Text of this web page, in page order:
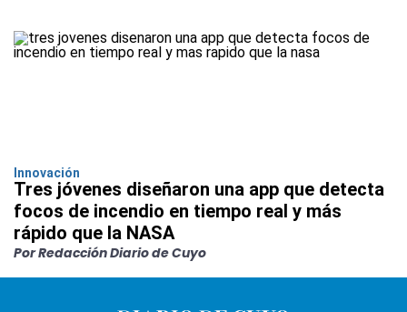
Innovación
Tres jóvenes diseñaron una app que detecta
focos de incendio en tiempo real y más
rápido que la NASA
Por Redacción Diario de Cuyo